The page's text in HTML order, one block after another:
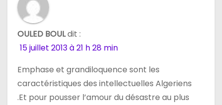
OULED BOULdit :
15 juillet 2013 à 21 h 28 min
Emphase et grandiloquence sont les
caractéristiques des intellectuelles Algeriens
.Et pour pousser l’amour du désastre au plus